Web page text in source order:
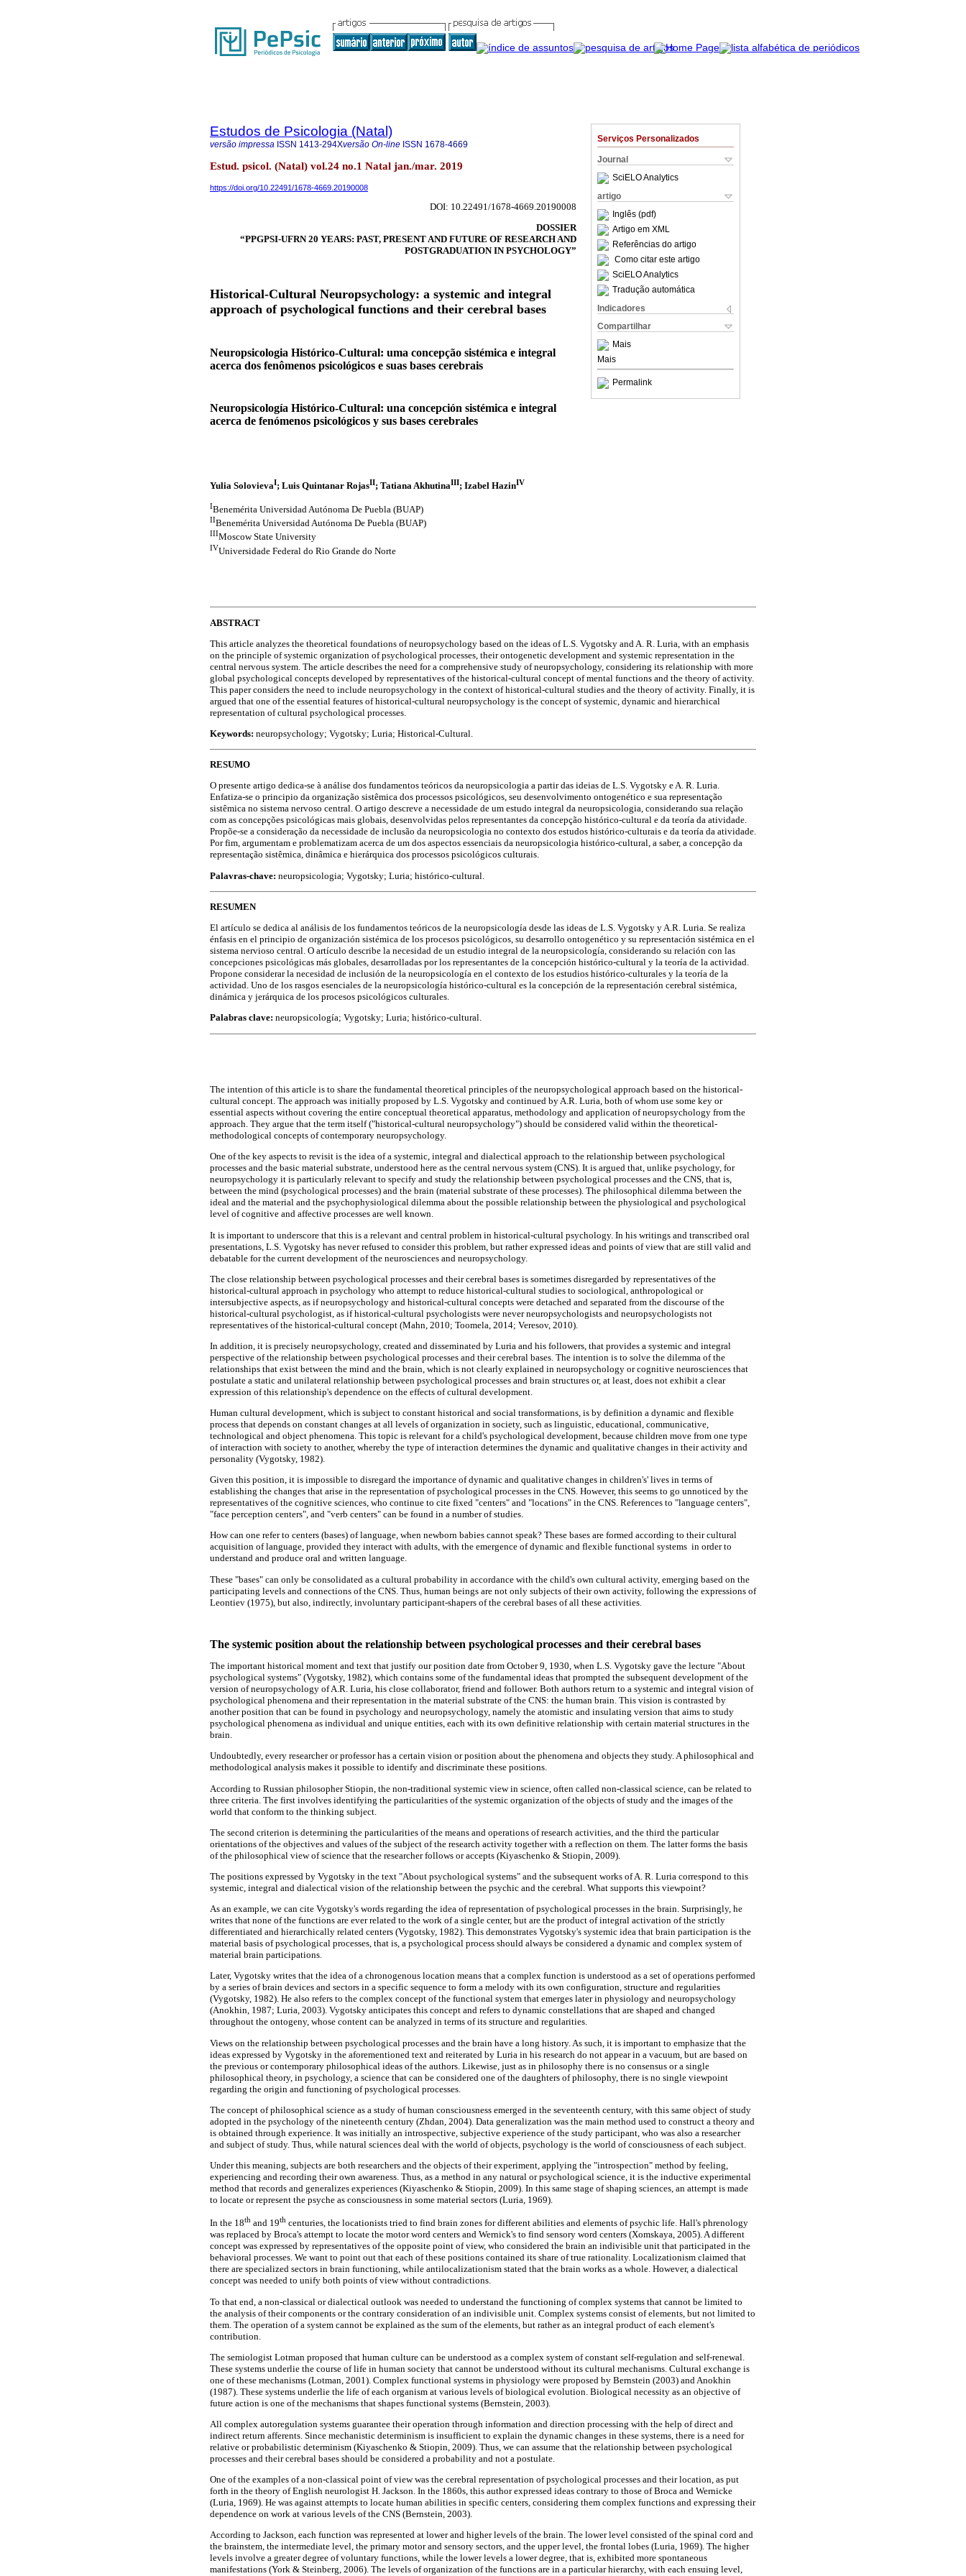
Serviços Personalizados
Journal
SciELO Analytics
artigo
Inglês (pdf)
Artigo em XML
Referências do artigo
Como citar este artigo
SciELO Analytics
Tradução automática
Indicadores
Compartilhar
Mais
Mais
Permalink
Estudos de Psicologia (Natal)
versão impressa ISSN 1413-294Xversão On-line ISSN 1678-4669
Estud. psicol. (Natal) vol.24 no.1 Natal jan./mar. 2019
https://doi.org/10.22491/1678-4669.20190008
DOI: 10.22491/1678-4669.20190008
DOSSIER
“PPGPSI-UFRN 20 YEARS: PAST, PRESENT AND FUTURE OF RESEARCH AND
POSTGRADUATION IN PSYCHOLOGY”
Historical-Cultural Neuropsychology: a systemic and integral
approach of psychological functions and their cerebral bases
Neuropsicologia Histórico-Cultural: uma concepção sistémica e integral
acerca dos fenômenos psicológicos e suas bases cerebrais
Neuropsicología Histórico-Cultural: una concepción sistémica e integral
acerca de fenómenos psicológicos y sus bases cerebrales
Yulia SolovievaI; Luis Quintanar RojasII; Tatiana AkhutinaIII; Izabel HazinIV
IBenemérita Universidad Autónoma De Puebla (BUAP)
IIBenemérita Universidad Autónoma De Puebla (BUAP)
IIIMoscow State University
IVUniversidade Federal do Rio Grande do Norte
ABSTRACT
This article analyzes the theoretical foundations of neuropsychology based on the ideas of L.S. Vygotsky and A. R. Luria, with an emphasis
on the principle of systemic organization of psychological processes, their ontogenetic development and systemic representation in the
central nervous system. The article describes the need for a comprehensive study of neuropsychology, considering its relationship with more
global psychological concepts developed by representatives of the historical-cultural concept of mental functions and the theory of activity.
This paper considers the need to include neuropsychology in the context of historical-cultural studies and the theory of activity. Finally, it is
argued that one of the essential features of historical-cultural neuropsychology is the concept of systemic, dynamic and hierarchical
representation of cultural psychological processes.
Keywords: neuropsychology; Vygotsky; Luria; Historical-Cultural.
RESUMO
O presente artigo dedica-se à análise dos fundamentos teóricos da neuropsicologia a partir das ideias de L.S. Vygotsky e A. R. Luria.
Enfatiza-se o principio da organização sistêmica dos processos psicológicos, seu desenvolvimento ontogenético e sua representação
sistêmica no sistema nervoso central. O artigo descreve a necessidade de um estudo integral da neuropsicologia, considerando sua relação
com as concepções psicológicas mais globais, desenvolvidas pelos representantes da concepção histórico-cultural e da teoría da atividade.
Propõe-se a consideração da necessidade de inclusão da neuropsicologia no contexto dos estudos histórico-culturais e da teoría da atividade.
Por fim, argumentam e problematizam acerca de um dos aspectos essenciais da neuropsicologia histórico-cultural, a saber, a concepção da
representação sistêmica, dinâmica e hierárquica dos processos psicológicos culturais.
Palavras-chave: neuropsicologia; Vygotsky; Luria; histórico-cultural.
RESUMEN
El artículo se dedica al análisis de los fundamentos teóricos de la neuropsicología desde las ideas de L.S. Vygotsky y A.R. Luria. Se realiza
énfasis en el principio de organización sistémica de los procesos psicológicos, su desarrollo ontogenético y su representación sistémica en el
sistema nervioso central. O artículo describe la necesidad de un estudio integral de la neuropsicología, considerando su relación con las
concepciones psicológicas más globales, desarrolladas por los representantes de la concepción histórico-cultural y la teoría de la actividad.
Propone considerar la necesidad de inclusión de la neuropsicología en el contexto de los estudios histórico-culturales y la teoría de la
actividad. Uno de los rasgos esenciales de la neuropsicología histórico-cultural es la concepción de la representación cerebral sistémica,
dinámica y jerárquica de los procesos psicológicos culturales.
Palabras clave: neuropsicología; Vygotsky; Luria; histórico-cultural.
The intention of this article is to share the fundamental theoretical principles of the neuropsychological approach based on the historical-
cultural concept. The approach was initially proposed by L.S. Vygotsky and continued by A.R. Luria, both of whom use some key or
essential aspects without covering the entire conceptual theoretical apparatus, methodology and application of neuropsychology from the
approach. They argue that the term itself ("historical-cultural neuropsychology") should be considered valid within the theoretical-
methodological concepts of contemporary neuropsychology.
One of the key aspects to revisit is the idea of a systemic, integral and dialectical approach to the relationship between psychological
processes and the basic material substrate, understood here as the central nervous system (CNS). It is argued that, unlike psychology, for
neuropsychology it is particularly relevant to specify and study the relationship between psychological processes and the CNS, that is,
between the mind (psychological processes) and the brain (material substrate of these processes). The philosophical dilemma between the
ideal and the material and the psychophysiological dilemma about the possible relationship between the physiological and psychological
level of cognitive and affective processes are well known.
It is important to underscore that this is a relevant and central problem in historical-cultural psychology. In his writings and transcribed oral
presentations, L.S. Vygotsky has never refused to consider this problem, but rather expressed ideas and points of view that are still valid and
debatable for the current development of the neurosciences and neuropsychology.
The close relationship between psychological processes and their cerebral bases is sometimes disregarded by representatives of the
historical-cultural approach in psychology who attempt to reduce historical-cultural studies to sociological, anthropological or
intersubjective aspects, as if neuropsychology and historical-cultural concepts were detached and separated from the discourse of the
historical-cultural psychologist, as if historical-cultural psychologists were never neuropsychologists and neuropsychologists not
representatives of the historical-cultural concept (Mahn, 2010; Toomela, 2014; Veresov, 2010).
In addition, it is precisely neuropsychology, created and disseminated by Luria and his followers, that provides a systemic and integral
perspective of the relationship between psychological processes and their cerebral bases. The intention is to solve the dilemma of the
relationships that exist between the mind and the brain, which is not clearly explained in neuropsychology or cognitive neurosciences that
postulate a static and unilateral relationship between psychological processes and brain structures or, at least, does not exhibit a clear
expression of this relationship's dependence on the effects of cultural development.
Human cultural development, which is subject to constant historical and social transformations, is by definition a dynamic and flexible
process that depends on constant changes at all levels of organization in society, such as linguistic, educational, communicative,
technological and object phenomena. This topic is relevant for a child's psychological development, because children move from one type
of interaction with society to another, whereby the type of interaction determines the dynamic and qualitative changes in their activity and
personality (Vygotsky, 1982).
Given this position, it is impossible to disregard the importance of dynamic and qualitative changes in children's' lives in terms of
establishing the changes that arise in the representation of psychological processes in the CNS. However, this seems to go unnoticed by the
representatives of the cognitive sciences, who continue to cite fixed "centers" and "locations" in the CNS. References to "language centers",
"face perception centers", and "verb centers" can be found in a number of studies.
How can one refer to centers (bases) of language, when newborn babies cannot speak? These bases are formed according to their cultural
acquisition of language, provided they interact with adults, with the emergence of dynamic and flexible functional systems in order to
understand and produce oral and written language.
These "bases" can only be consolidated as a cultural probability in accordance with the child's own cultural activity, emerging based on the
participating levels and connections of the CNS. Thus, human beings are not only subjects of their own activity, following the expressions of
Leontiev (1975), but also, indirectly, involuntary participant-shapers of the cerebral bases of all these activities.
The systemic position about the relationship between psychological processes and their cerebral bases
The important historical moment and text that justify our position date from October 9, 1930, when L.S. Vygotsky gave the lecture "About
psychological systems" (Vygotsky, 1982), which contains some of the fundamental ideas that prompted the subsequent development of the
version of neuropsychology of A.R. Luria, his close collaborator, friend and follower. Both authors return to a systemic and integral vision of
psychological phenomena and their representation in the material substrate of the CNS: the human brain. This vision is contrasted by
another position that can be found in psychology and neuropsychology, namely the atomistic and insulating version that aims to study
psychological phenomena as individual and unique entities, each with its own definitive relationship with certain material structures in the
brain.
Undoubtedly, every researcher or professor has a certain vision or position about the phenomena and objects they study. A philosophical and
methodological analysis makes it possible to identify and discriminate these positions.
According to Russian philosopher Stiopin, the non-traditional systemic view in science, often called non-classical science, can be related to
three criteria. The first involves identifying the particularities of the systemic organization of the objects of study and the images of the
world that conform to the thinking subject.
The second criterion is determining the particularities of the means and operations of research activities, and the third the particular
orientations of the objectives and values of the subject of the research activity together with a reflection on them. The latter forms the basis
of the philosophical view of science that the researcher follows or accepts (Kiyaschenko & Stiopin, 2009).
The positions expressed by Vygotsky in the text "About psychological systems" and the subsequent works of A. R. Luria correspond to this
systemic, integral and dialectical vision of the relationship between the psychic and the cerebral. What supports this viewpoint?
As an example, we can cite Vygotsky's words regarding the idea of representation of psychological processes in the brain. Surprisingly, he
writes that none of the functions are ever related to the work of a single center, but are the product of integral activation of the strictly
differentiated and hierarchically related centers (Vygotsky, 1982). This demonstrates Vygotsky's systemic idea that brain participation is the
material basis of psychological processes, that is, a psychological process should always be considered a dynamic and complex system of
material brain participations.
Later, Vygotsky writes that the idea of a chronogenous location means that a complex function is understood as a set of operations performed
by a series of brain devices and sectors in a specific sequence to form a melody with its own configuration, structure and regularities
(Vygotsky, 1982). He also refers to the complex concept of the functional system that emerges later in physiology and neuropsychology
(Anokhin, 1987; Luria, 2003). Vygotsky anticipates this concept and refers to dynamic constellations that are shaped and changed
throughout the ontogeny, whose content can be analyzed in terms of its structure and regularities.
Views on the relationship between psychological processes and the brain have a long history. As such, it is important to emphasize that the
ideas expressed by Vygotsky in the aforementioned text and reiterated by Luria in his research do not appear in a vacuum, but are based on
the previous or contemporary philosophical ideas of the authors. Likewise, just as in philosophy there is no consensus or a single
philosophical theory, in psychology, a science that can be considered one of the daughters of philosophy, there is no single viewpoint
regarding the origin and functioning of psychological processes.
The concept of philosophical science as a study of human consciousness emerged in the seventeenth century, with this same object of study
adopted in the psychology of the nineteenth century (Zhdan, 2004). Data generalization was the main method used to construct a theory and
is obtained through experience. It was initially an introspective, subjective experience of the study participant, who was also a researcher
and subject of study. Thus, while natural sciences deal with the world of objects, psychology is the world of consciousness of each subject.
Under this meaning, subjects are both researchers and the objects of their experiment, applying the "introspection" method by feeling,
experiencing and recording their own awareness. Thus, as a method in any natural or psychological science, it is the inductive experimental
method that records and generalizes experiences (Kiyaschenko & Stiopin, 2009). In this same stage of shaping sciences, an attempt is made
to locate or represent the psyche as consciousness in some material sectors (Luria, 1969).
In the 18th and 19th centuries, the locationists tried to find brain zones for different abilities and elements of psychic life. Hall's phrenology
was replaced by Broca's attempt to locate the motor word centers and Wernick's to find sensory word centers (Xomskaya, 2005). A different
concept was expressed by representatives of the opposite point of view, who considered the brain an indivisible unit that participated in the
behavioral processes. We want to point out that each of these positions contained its share of true rationality. Localizationism claimed that
there are specialized sectors in brain functioning, while antilocalizationism stated that the brain works as a whole. However, a dialectical
concept was needed to unify both points of view without contradictions.
To that end, a non-classical or dialectical outlook was needed to understand the functioning of complex systems that cannot be limited to
the analysis of their components or the contrary consideration of an indivisible unit. Complex systems consist of elements, but not limited to
them. The operation of a system cannot be explained as the sum of the elements, but rather as an integral product of each element's
contribution.
The semiologist Lotman proposed that human culture can be understood as a complex system of constant self-regulation and self-renewal.
These systems underlie the course of life in human society that cannot be understood without its cultural mechanisms. Cultural exchange is
one of these mechanisms (Lotman, 2001). Complex functional systems in physiology were proposed by Bernstein (2003) and Anokhin
(1987). These systems underlie the life of each organism at various levels of biological evolution. Biological necessity as an objective of
future action is one of the mechanisms that shapes functional systems (Bernstein, 2003).
All complex autoregulation systems guarantee their operation through information and direction processing with the help of direct and
indirect return afferents. Since mechanistic determinism is insufficient to explain the dynamic changes in these systems, there is a need for
relative or probabilistic determinism (Kiyaschenko & Stiopin, 2009). Thus, we can assume that the relationship between psychological
processes and their cerebral bases should be considered a probability and not a postulate.
One of the examples of a non-classical point of view was the cerebral representation of psychological processes and their location, as put
forth in the theory of English neurologist H. Jackson. In the 1860s, this author expressed ideas contrary to those of Broca and Wernicke
(Luria, 1969). He was against attempts to locate human abilities in specific centers, considering them complex functions and expressing their
dependence on work at various levels of the CNS (Bernstein, 2003).
According to Jackson, each function was represented at lower and higher levels of the brain. The lower level consisted of the spinal cord and
the brainstem, the intermediate level, the primary motor and sensory sectors, and the upper level, the frontal lobes (Luria, 1969). The higher
levels involve a greater degree of voluntary functions, while the lower levels a lower degree, that is, exhibited more spontaneous
manifestations (York & Steinberg, 2006). The levels of organization of the functions are in a particular hierarchy, with each ensuing level,